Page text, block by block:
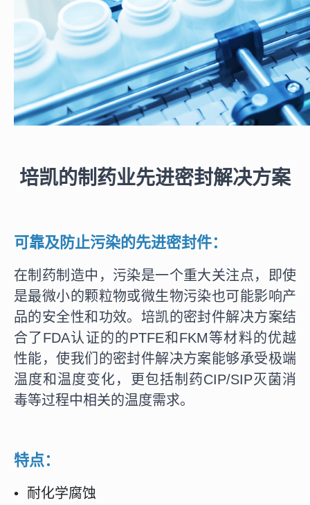
培凯的制药业先进密封解决方案
可靠及防止污染的先进密封件：
在制药制造中，污染是一个重大关注点，即使
是最微小的颗粒物或微生物污染也可能影响产
品的安全性和功效。培凯的密封件解决方案结
合了FDA认证的的PTFE和FKM等材料的优越
性能，使我们的密封件解决方案能够承受极端
温度和温度变化，更包括制药CIP/SIP灭菌消
毒等过程中相关的温度需求。
特点：
• 耐化学腐蚀